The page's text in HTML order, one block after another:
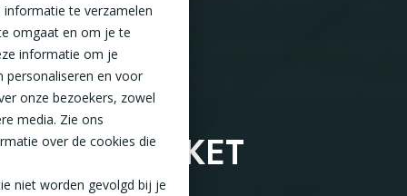
VERANDA
BOUWPAKKET
te verzamelen
omgaat en om je te
informatie om je
personaliseren en voor
onze bezoekers, zowel
media. Zie ons
over de cookies die
niet worden gevolgd bij je